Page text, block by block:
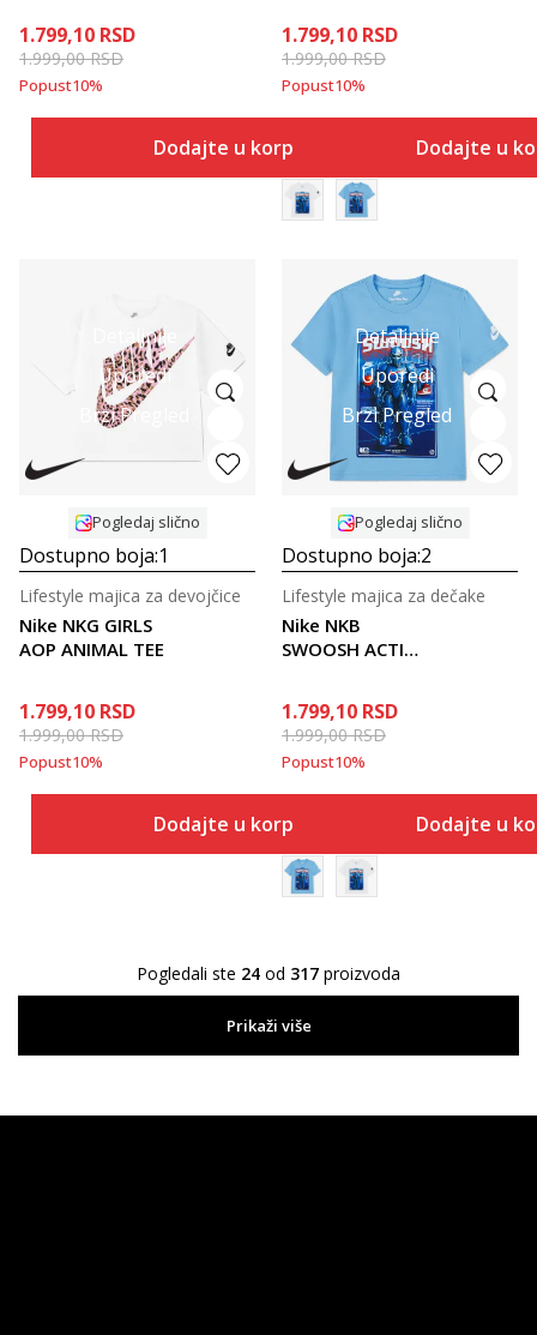
1.799,10 RSD
1.999,00RSD
Popust10%
Dodajte u korpu
1.799,10 RSD
1.999,00RSD
Popust10%
Dodajte u
Detaljnije
Uporedi
Brzi Pregled
Pogledaj slično
Dostupno boja:1
Nike NKG GIRLS
AOP ANIMAL TEE
Lifestyle majica za devojčice
1.799,10 RSD
1.999,00RSD
Popust10%
Dodajte u korpu
Detaljnije
Uporedi
Brzi Pregled
Pogledaj slično
Dostupno boja:2
Nike NKB
SWOOSH ACTION
Lifestyle majica za dečake
1.799,10 RSD
1.999,00RSD
Popust10%
Dodajte u
Pogledali ste 24 od 317 proizvoda
Prikaži više